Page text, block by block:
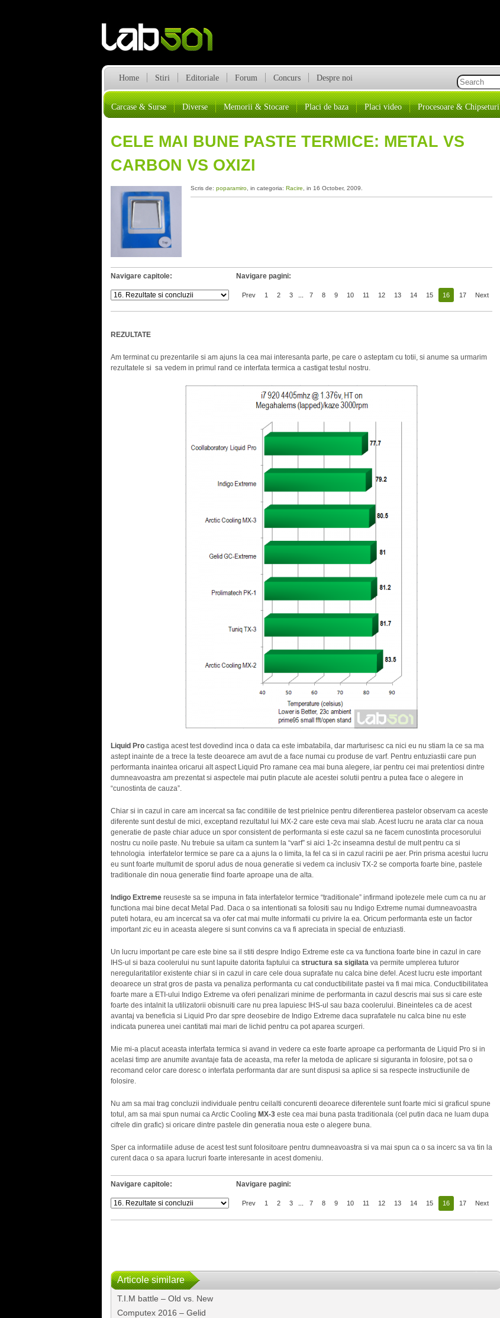
Home Stiri Editoriale Forum Concurs Despre noi
Carcase & Surse Diverse Memorii & Stocare Placi de baza Placi video Procesoare & Chipseturi
CELE MAI BUNE PASTE TERMICE: METAL VS
CARBON VS OXIZI
Scris de: poparamiro, in categoria: Racire , in 16 October, 2009.
Navigare capitole: Navigare pagini:
Prev 1 2 3 7 8 9 10 11 12 13 14 15 16 17 Next
REZULTATE
Am terminat cu prezentarile si am ajuns la cea mai interesanta parte, pe care o asteptam cu totii, si anume sa urmarim
rezultatele si sa vedem in primul rand ce interfata termica a castigat testul nostru.
Liquid Procastiga acest test dovedind inca o data ca este imbatabila, dar marturisesc ca nici eu nu stiam la ce sa ma
astept inainte de a trece la teste deoarece am avut de a face numai cu produse de varf. Pentru entuziastii care pun
performanta inaintea oricarui alt aspect Liquid Pro ramane cea mai buna alegere, iar pentru cei mai pretentiosi dintre
dumneavoastra am prezentat si aspectele mai putin placute ale acestei solutii pentru a putea face o alegere in
“cunostinta de cauza”.
Chiar si in cazul in care am incercat sa fac conditiile de test prielnice pentru diferentierea pastelor observam ca aceste
diferente sunt destul de mici, exceptand rezultatul lui MX-2 care este ceva mai slab. Acest lucru ne arata clar ca noua
generatie de paste chiar aduce un spor consistent de performanta si este cazul sa ne facem cunostinta procesorului
nostru cu noile paste. Nu trebuie sa uitam ca suntem la “varf” si aici 1-2c inseamna destul de mult pentru ca si
tehnologia interfatelor termice se pare ca a ajuns la o limita, la fel ca si in cazul racirii pe aer. Prin prisma acestui lucru
eu sunt foarte multumit de sporul adus de noua generatie si vedem ca inclusiv TX-2 se comporta foarte bine, pastele
traditionale din noua generatie fiind foarte aproape una de alta.
Indigo Extremereuseste sa se impuna in fata interfatelor termice “traditionale” infirmand ipotezele mele cum ca nu ar
functiona mai bine decat Metal Pad. Daca o sa intentionati sa folositi sau nu Indigo Extreme numai dumneavoastra
puteti hotara, eu am incercat sa va ofer cat mai multe informatii cu privire la ea. Oricum performanta este un factor
important zic eu in aceasta alegere si sunt convins ca va fi apreciata in special de entuziasti.
Un lucru important pe care este bine sa il stiti despre Indigo Extreme este ca va functiona foarte bine in cazul in care
IHS-ul si baza coolerului nu sunt lapuite datorita faptului ca structura sa sigilatava permite umplerea tuturor
neregularitatilor existente chiar si in cazul in care cele doua suprafate nu calca bine defel. Acest lucru este important
deoarece un strat gros de pasta va penaliza performanta cu cat conductibilitate pastei va fi mai mica. Conductibilitatea
foarte mare a ETI-ului Indigo Extreme va oferi penalizari minime de performanta in cazul descris mai sus si care este
foarte des intalnit la utilizatorii obisnuiti care nu prea lapuiesc IHS-ul sau baza coolerului. Bineinteles ca de acest
avantaj va beneficia si Liquid Pro dar spre deosebire de Indigo Extreme daca suprafatele nu calca bine nu este
indicata punerea unei cantitati mai mari de lichid pentru ca pot aparea scurgeri.
Mie mi-a placut aceasta interfata termica si avand in vedere ca este foarte aproape ca performanta de Liquid Pro si in
acelasi timp are anumite avantaje fata de aceasta, ma refer la metoda de aplicare si siguranta in folosire, pot sa o
recomand celor care doresc o interfata performanta dar are sunt dispusi sa aplice si sa respecte instructiunile de
folosire.
Nu am sa mai trag concluzii individuale pentru ceilalti concurenti deoarece diferentele sunt foarte mici si graficul spune
totul, am sa mai spun numai ca Arctic Cooling MX-3este cea mai buna pasta traditionala (cel putin daca ne luam dupa
cifrele din grafic) si oricare dintre pastele din generatia noua este o alegere buna.
Sper ca informatiile aduse de acest test sunt folositoare pentru dumneavoastra si va mai spun ca o sa incerc sa va tin la
curent daca o sa apara lucruri foarte interesante in acest domeniu.
Navigare capitole: Navigare pagini:
Prev 1 2 3 7 8 9 10 11 12 13 14 15 16 17 Next
Articole similare
T.I.M battle – Old vs. New
Computex 2016 – Gelid